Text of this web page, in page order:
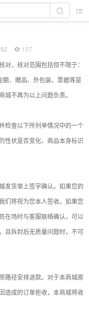
107
，核对范围包括但不限于：
、赠品、外包装、票据等是
不再为以上问题负责。
检查以下所列举情况中的一个
性状是否变化、商品本身标识
发货单上签字确认。如果您的
们将视为您本人签收。如果您
在场时与客服联络确认，可以
且拆封后无质量问题时，不可
路径安排退款。对于本商城原
造成的订单拒收，本商城将收